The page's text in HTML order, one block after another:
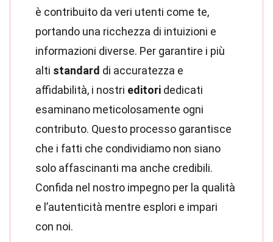
è contribuito da veri utenti come te,
portando una ricchezza di intuizioni e
informazioni diverse. Per garantire i più
alti standard di accuratezza e
affidabilità, i nostri editori dedicati
esaminano meticolosamente ogni
contributo. Questo processo garantisce
che i fatti che condividiamo non siano
solo affascinanti ma anche credibili.
Confida nel nostro impegno per la qualità
e l’autenticità mentre esplori e impari
con noi.